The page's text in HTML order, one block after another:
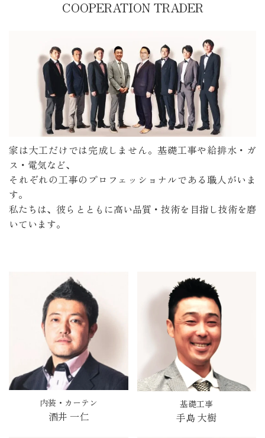
COOPERATION TRADER
家は大工だけでは完成しません。基礎工事や給排水・ガ
ス・電気など、
それぞれの工事のプロフェッショナルである職人がいま
す。
私たちは、彼らとともに高い品質・技術を目指し技術を磨
いています。
内装・カーテン
酒井 一仁
基礎工事
手島 大樹